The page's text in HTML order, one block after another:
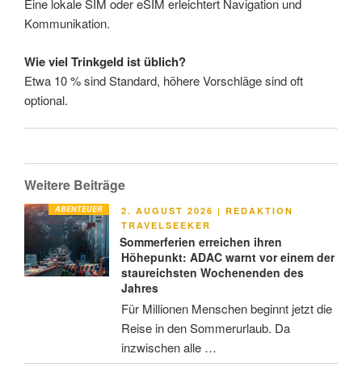
Eine lokale SIM oder eSIM erleichtert Navigation und
Kommunikation.
Wie viel Trinkgeld ist üblich?
Etwa 10 % sind Standard, höhere Vorschläge sind oft
optional.
Weitere Beiträge
ABENTEUER
VERÖFFENTLICHT
AM
2. AUGUST 2026 | REDAKTION
TRAVELSEEKER
Sommerferien erreichen ihren
Höhepunkt: ADAC warnt vor einem der
staureichsten Wochenenden des
Jahres
Für Millionen Menschen beginnt jetzt die
Reise in den Sommerurlaub. Da
inzwischen alle …